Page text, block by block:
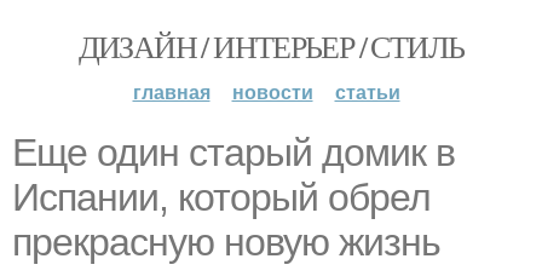
ДИЗАЙН / ИНТЕРЬЕР / СТИЛЬ
главная новости статьи
Еще один старый домик в
Испании, который обрел
прекрасную новую жизнь